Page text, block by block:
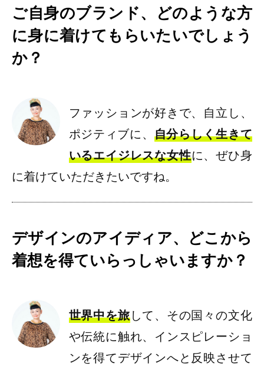
ご自身のブランド、どのような方
に身に着けてもらいたいでしょう
か？
ファッションが好きで、自立し、
ポジティブに、 自分らしく生きて
いるエイジレスな女性に、ぜひ身
に着けていただきたいですね。
デザインのアイディア、どこから
着想を得ていらっしゃいますか？
世界中を旅して、その国々の文化
や伝統に触れ、インスピレーショ
ンを得てデザインへと反映させて